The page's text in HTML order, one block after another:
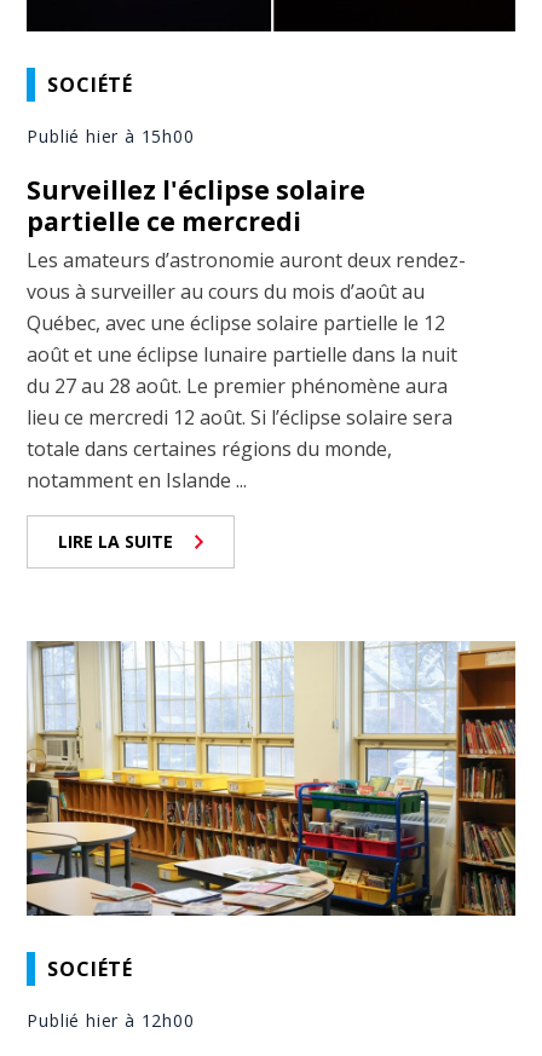
SOCIÉTÉ
Publié hier à 15h00
Surveillez l'éclipse solaire
partielle ce mercredi
Les amateurs d’astronomie auront deux rendez-
vous à surveiller au cours du mois d’août au
Québec, avec une éclipse solaire partielle le 12
août et une éclipse lunaire partielle dans la nuit
du 27 au 28 août. Le premier phénomène aura
lieu ce mercredi 12 août. Si l’éclipse solaire sera
totale dans certaines régions du monde,
notamment en Islande ...
LIRE LA SUITE
SOCIÉTÉ
Publié hier à 12h00